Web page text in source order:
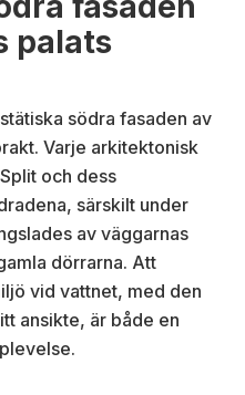
palats
södra fasaden av
Varje arkitektonisk
och dess
särskilt under
av väggarnas
dörrarna. Att
vid vattnet, med den
ansikte, är både en